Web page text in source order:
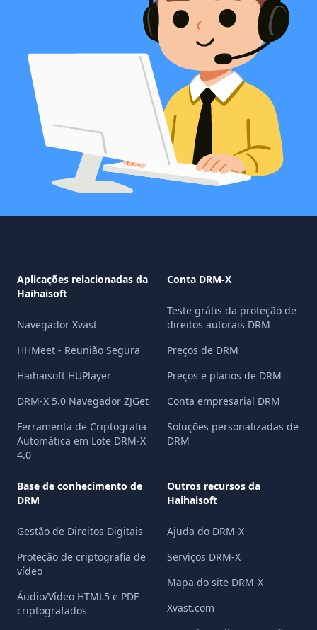
Aplicações relacionadas da
Haihaisoft
Navegador Xvast
HHMeet - Reunião Segura
Haihaisoft HUPlayer
DRM-X 5.0 Navegador ZJGet
Ferramenta de Criptografia
Automática em Lote DRM-X
4.0
Conta DRM-X
Teste grátis da proteção de
direitos autorais DRM
Preços de DRM
Preços e planos de DRM
Conta empresarial DRM
Soluções personalizadas de
DRM
Base de conhecimento de
DRM
Gestão de Direitos Digitais
Proteção de criptografia de
vídeo
Áudio/Vídeo HTML5 e PDF
criptografados
Outros recursos da
Haihaisoft
Ajuda do DRM-X
Serviços DRM-X
Mapa do site DRM-X
Xvast.com